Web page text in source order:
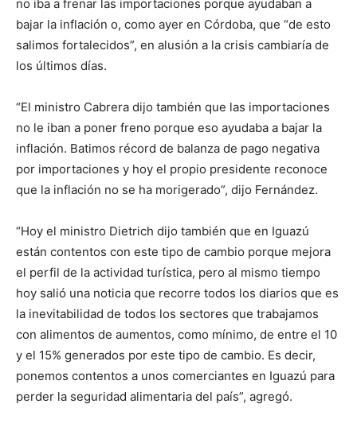
no iba a frenar las importaciones porque ayudaban a
bajar la inflación o, como ayer en Córdoba, que “de esto
salimos fortalecidos”, en alusión a la crisis cambiaría de
los últimos días.
“El ministro Cabrera dijo también que las importaciones
no le iban a poner freno porque eso ayudaba a bajar la
inflación. Batimos récord de balanza de pago negativa
por importaciones y hoy el propio presidente reconoce
que la inflación no se ha morigerado”, dijo Fernández.
“Hoy el ministro Dietrich dijo también que en Iguazú
están contentos con este tipo de cambio porque mejora
el perfil de la actividad turística, pero al mismo tiempo
hoy salió una noticia que recorre todos los diarios que es
la inevitabilidad de todos los sectores que trabajamos
con alimentos de aumentos, como mínimo, de entre el 10
y el 15% generados por este tipo de cambio. Es decir,
ponemos contentos a unos comerciantes en Iguazú para
perder la seguridad alimentaria del país”, agregó.